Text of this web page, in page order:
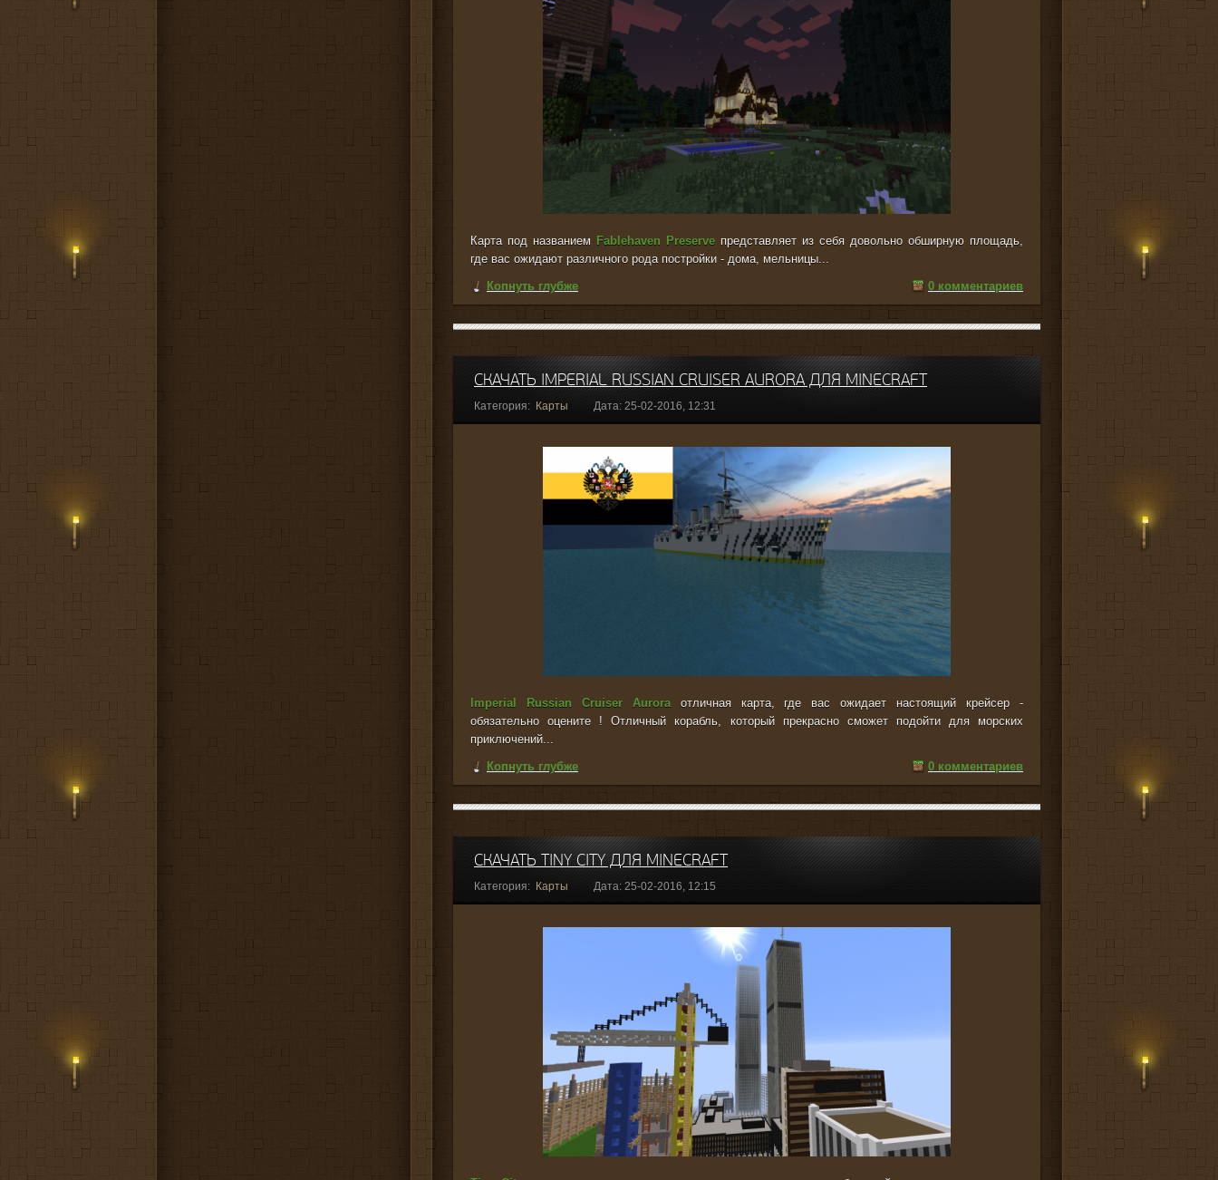
Карта под названием Fablehaven Preserve представляет из себя довольно обширную площадь,
где вас ожидают различного рода постройки - дома, мельницы...
Копнуть глубже
0 комментариев
СКАЧАТЬ IMPERIAL RUSSIAN CRUISER AURORA ДЛЯ MINECRAFT
Категория: Карты Дата: 25-02-2016, 12:31
Imperial Russian Cruiser Auroraотличная карта, где вас ожидает настоящий крейсер -
обязательно оцените ! Отличный корабль, который прекрасно сможет подойти для морских
приключений...
Копнуть глубже
0 комментариев
СКАЧАТЬ TINY CITY ДЛЯ MINECRAFT
Категория: Карты Дата: 25-02-2016, 12:15